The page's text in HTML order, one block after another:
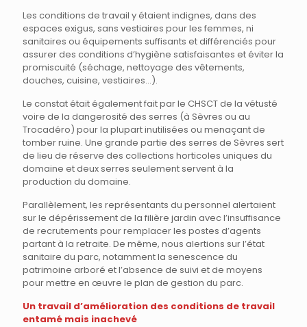
Les conditions de travail y étaient indignes, dans des
espaces exigus, sans vestiaires pour les femmes, ni
sanitaires ou équipements suffisants et différenciés pour
assurer des conditions d’hygiène satisfaisantes et éviter la
promiscuité (séchage, nettoyage des vêtements,
douches, cuisine, vestiaires…).
Le constat était également fait par le CHSCT de la vétusté
voire de la dangerosité des serres (à Sèvres ou au
Trocadéro) pour la plupart inutilisées ou menaçant de
tomber ruine. Une grande partie des serres de Sèvres sert
de lieu de réserve des collections horticoles uniques du
domaine et deux serres seulement servent à la
production du domaine.
Parallèlement, les représentants du personnel alertaient
sur le dépérissement de la filière jardin avec l’insuffisance
de recrutements pour remplacer les postes d’agents
partant à la retraite. De même, nous alertions sur l’état
sanitaire du parc, notamment la senescence du
patrimoine arboré et l’absence de suivi et de moyens
pour mettre en œuvre le plan de gestion du parc.
Un travail d’amélioration des conditions de travail
entamé mais inachevé